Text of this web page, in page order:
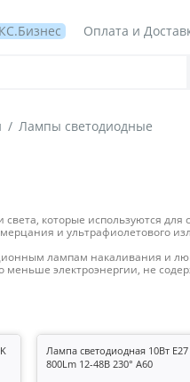
Оплата и
/ Лампы светодиодные
которые используются
и ультрафиолетового
лампам накаливания и
электроэнергии, не
Лампа светодиодная 10Вт E27
800Lm 12-48В 230° A60